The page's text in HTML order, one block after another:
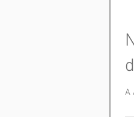
A